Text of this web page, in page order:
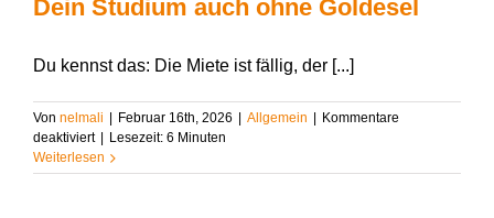
Dein Studium auch ohne Goldesel
Du kennst das: Die Miete ist fällig, der [...]
Von nelmali Februar 16th, 2026 Allgemein
Kommentare
deaktiviertfür
Sparen
als
Lesezeit: 6 Minuten
Weiterlesen